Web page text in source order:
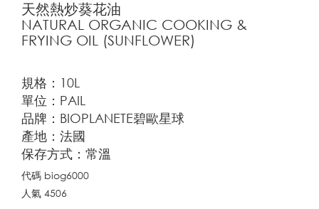
天然熱炒葵花油
NATURAL ORGANIC COOKING &
FRYING OIL (SUNFLOWER)
規格：10L
單位：PAIL
品牌：BIOPLANETE碧歐星球
產地：法國
保存方式：常溫
代碼 biog6000
人氣 4506